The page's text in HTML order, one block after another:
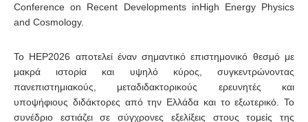
Conference on Recent Developments inHigh Energy Physics
and Cosmology.
Το HEP2026 αποτελεί έναν σημαντικό επιστημονικό θεσμό με
μακρά ιστορία και υψηλό κύρος, συγκεντρώνοντας
πανεπιστημιακούς, μεταδιδακτορικούς ερευνητές και
υποψήφιους διδάκτορες από την Ελλάδα και το εξωτερικό. Το
συνέδριο εστιάζει σε σύγχρονες εξελίξεις στους τομείς της